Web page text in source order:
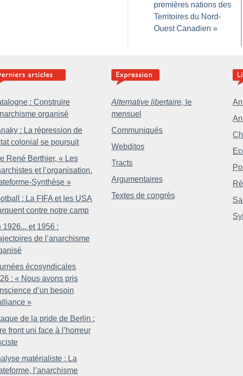
premières nations des
Territoires du Nord-
Ouest Canadien »
: Construire
organisé
: La répression de
colonial se poursuit
René Berthier, « Les
et l’organisation.
Synthèse »
: La FIFA et les USA
contre notre camp
1926... et 1956 :
de l’anarchisme
écosyndicales
: « Nous avons pris
d’un besoin
»
de la pride de Berlin :
front uni face à l’horreur
matérialiste : La
l’anarchisme
Alternative libertaire, le
mensuel
Communiqués
Webditos
Tracts
Argumentaires
Textes de congrès